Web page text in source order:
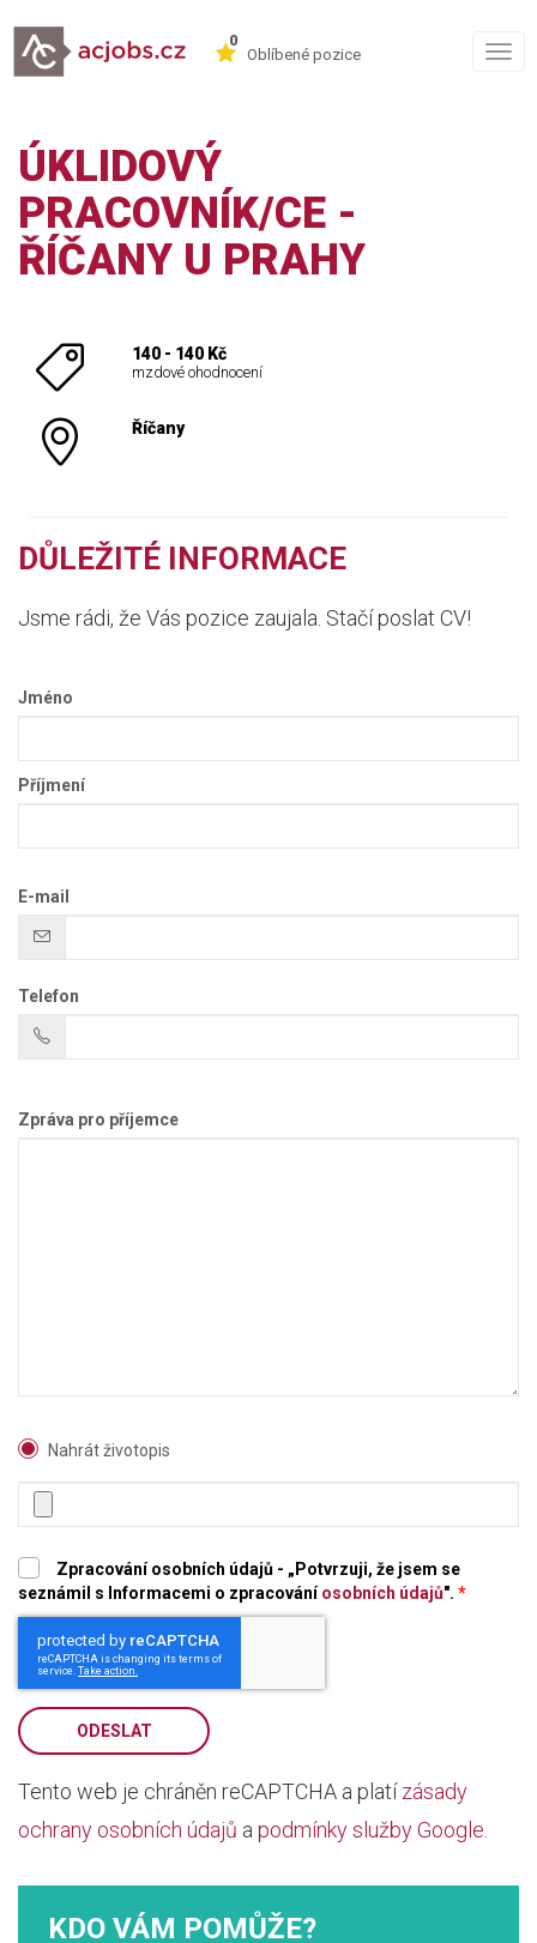
0
Oblíbené pozice
ÚKLIDOVÝ
PRACOVNÍK/CE -
ŘÍČANY U PRAHY
140 - 140 Kč
mzdové ohodnocení
Říčany
DŮLEŽITÉ INFORMACE
Jsme rádi, že Vás pozice zaujala. Stačí poslat CV!
Jméno
Příjmení
E-mail
Telefon
Zpráva pro příjemce
Nahrát životopis
Zpracování osobních údajů - „Potvrzuji, že jsem se
seznámil s Informacemi o zpracováníosobních údajů". *
ODESLAT
Tento web je chráněn reCAPTCHA a platízásady
ochrany osobních údajů a podmínky služby Google
KDO VÁM POMŮŽE?